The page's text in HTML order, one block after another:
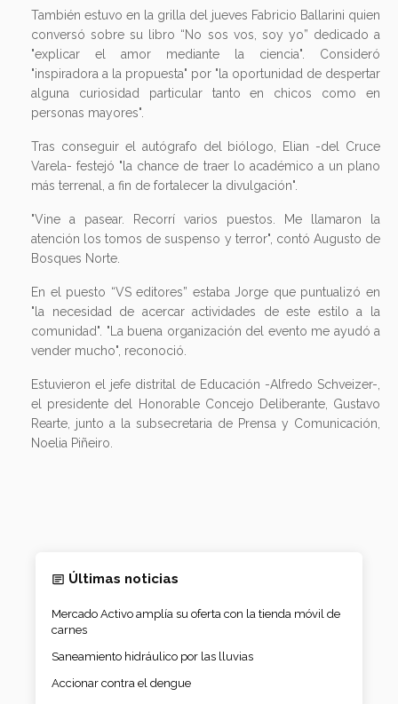
También estuvo en la grilla del jueves Fabricio Ballarini quien
conversó sobre su libro “No sos vos, soy yo” dedicado a
"explicar el amor mediante la ciencia". Consideró
"inspiradora a la propuesta" por "la oportunidad de despertar
alguna curiosidad particular tanto en chicos como en
personas mayores".
Tras conseguir el autógrafo del biólogo, Elian -del Cruce
Varela- festejó "la chance de traer lo académico a un plano
más terrenal, a fin de fortalecer la divulgación".
"Vine a pasear. Recorrí varios puestos. Me llamaron la
atención los tomos de suspenso y terror", contó Augusto de
Bosques Norte.
En el puesto “VS editores” estaba Jorge que puntualizó en
"la necesidad de acercar actividades de este estilo a la
comunidad". "La buena organización del evento me ayudó a
vender mucho", reconoció.
Estuvieron el jefe distrital de Educación -Alfredo Schveizer-,
el presidente del Honorable Concejo Deliberante, Gustavo
Rearte, junto a la subsecretaria de Prensa y Comunicación,
Noelia Piñeiro.
Últimas noticias
Mercado Activo amplía su oferta con la tienda móvil de
carnes
Saneamiento hidráulico por las lluvias
Accionar contra el dengue